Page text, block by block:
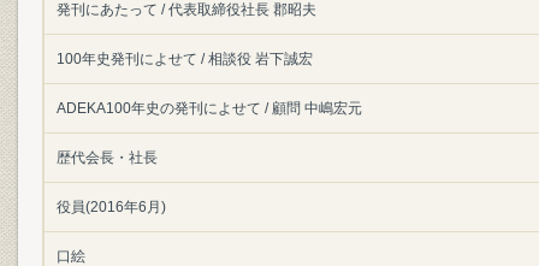
発刊にあたって / 代表取締役社長 郡昭夫
100年史発刊によせて / 相談役 岩下誠宏
ADEKA100年史の発刊によせて / 顧問 中嶋宏元
歴代会長・社長
役員(2016年6月)
口絵